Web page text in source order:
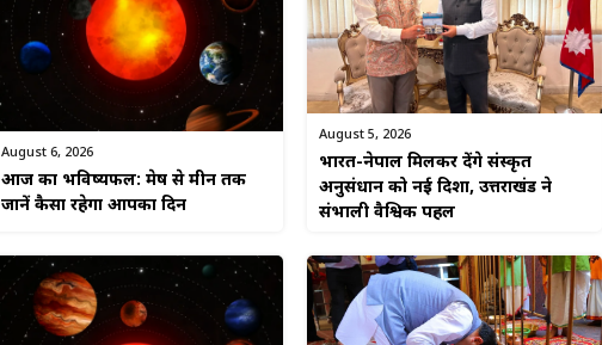
August 6, 2026
आज का भविष्यफल: मेष से मीन तक
जानें कैसा रहेगा आपका दिन
August 5, 2026
भारत-नेपाल मिलकर देंगे संस्कृत
अनुसंधान को नई दिशा, उत्तराखंड ने
संभाली वैश्विक पहल